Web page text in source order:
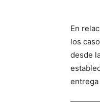
En
los
desde